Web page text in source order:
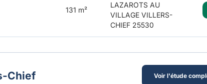
131 m²
LAZAROTS AU
VILLAGE VILLERS-
CHIEF 25530
Chief Voir l'étude